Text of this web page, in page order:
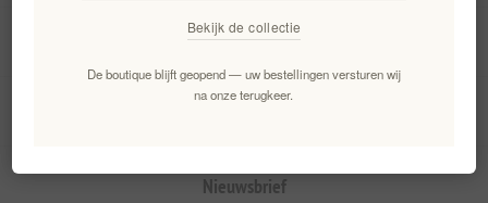
Mijn account
Nieuwsbrief
Bekijk de collectie
De boutique blijft geopend — uw bestellingen versturen wij
na onze terugkeer.